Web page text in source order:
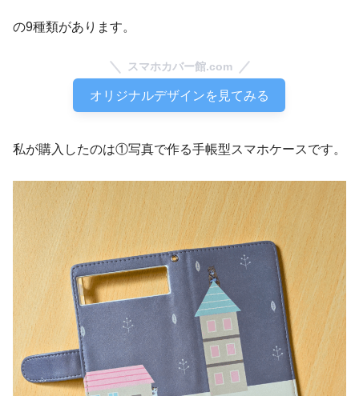
の9種類があります。
スマホカバー館.com
オリジナルデザインを見てみる
私が購入したのは①写真で作る手帳型スマホケースです。